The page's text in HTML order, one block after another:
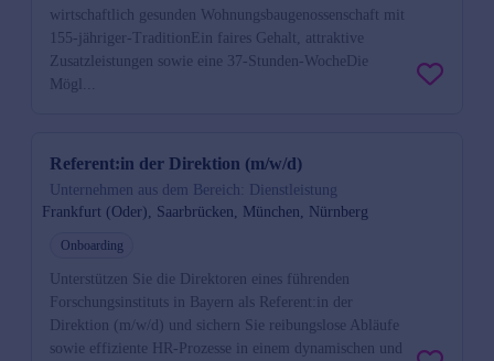
wirtschaftlich gesunden Wohnungsbaugenossenschaft mit
155-jähriger-TraditionEin faires Gehalt, attraktive
Zusatzleistungen sowie eine 37-Stunden-WocheDie
Mögl...
Referent:in der Direktion (m/w/d)
Unternehmen aus dem Bereich: Dienstleistung
Frankfurt (Oder), Saarbrücken, München, Nürnberg
Onboarding
Unterstützen Sie die Direktoren eines führenden
Forschungsinstituts in Bayern als Referent:in der
Direktion (m/w/d) und sichern Sie reibungslose Abläufe
sowie effiziente HR-Prozesse in einem dynamischen und